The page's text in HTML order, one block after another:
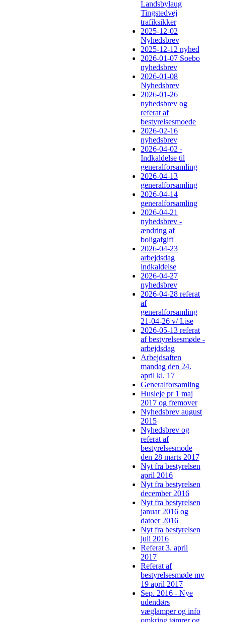
Landsbylaug
Tingstedvej
trafiksikker
2025-12-02
Nyhedsbrev
2025-12-12 nyhed
2026-01-07 Soebo
nyhedsbrev
2026-01-08
Nyhedsbrev
2026-01-26
nyhedsbrev og
referat af
bestyrelsesmoede
2026-02-16
nyhedsbrev
2026-04-02 -
Indkaldelse til
generalforsamling
2026-04-13
generalforsamling
2026-04-14
generalforsamling
2026-04-21
nyhedsbrev -
ændring af
boligafgift
2026-04-23
arbejdsdag
indkaldelse
2026-04-27
nyhedsbrev
2026-04-28 referat
af
generalforsamling
21-04-26 v/ Lise
2026-05-13 referat
af bestyrelsesmøde -
arbejdsdag
Arbejdsaften
mandag den 24.
april kl. 17
Generalforsamling
Husleje pr 1 maj
2017 og fremover
Nyhedsbrev august
2015
Nyhedsbrev og
referat af
bestyrelsesmode
den 28 marts 2017
Nyt fra bestyrelsen
april 2016
Nyt fra bestyrelsen
december 2016
Nyt fra bestyrelsen
januar 2016 og
datoer 2016
Nyt fra bestyrelsen
juli 2016
Referat 3. april
2017
Referat af
bestyrelsesmøde mv
19 april 2017
Sep. 2016 - Nye
udendørs
væglamper og info